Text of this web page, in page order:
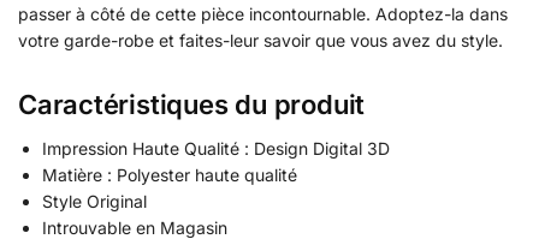
passer à côté de cette pièce incontournable. Adoptez-la dans
votre garde-robe et faites-leur savoir que vous avez du style.
Caractéristiques du produit
Impression Haute Qualité : Design Digital 3D
Matière : Polyester haute qualité
Style Original
Introuvable en Magasin